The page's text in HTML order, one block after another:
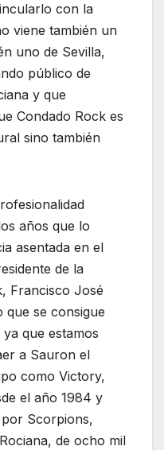
con la
viene también un
uno de Sevilla,
público de
y que
Condado Rock es
sino también
años que lo
asentada en el
de la
Francisco José
que se consigue
que estamos
a Sauron el
como Victory,
el año 1984 y
Scorpions,
de ocho mil